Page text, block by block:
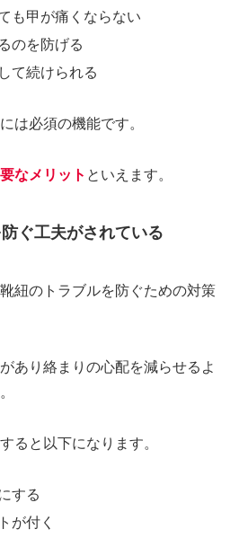
も甲が痛くならない
のを防げる
て続けられる
は必須の機能です。
なメリット といえます。
ぐ工夫がされている
紐のトラブルを防ぐための対策
あり絡まりの心配を減らせるよ
ると以下になります。
する
が付く